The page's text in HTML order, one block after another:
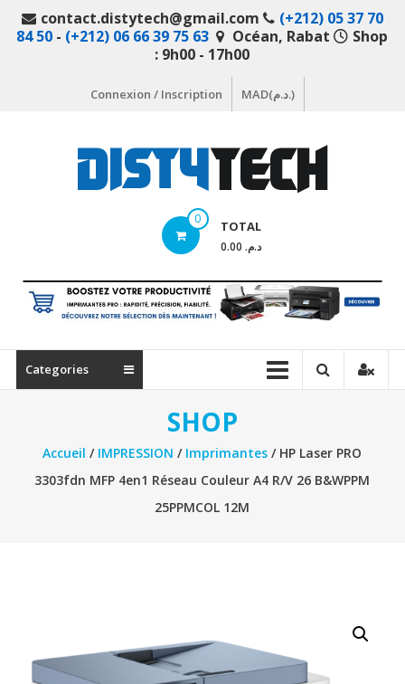
contact.distytech@gmail.com
(+212) 05 37 70
84 50 - (+212) 06 66 39 75 63 Océan, Rabat
Shop
: 9h00 - 17h00
Connexion / Inscription MAD(د.م.)
en
ligne
matériel
informatique
0 TOTAL
د.م. 0.00
Categories
SHOP
Accueil / IMPRESSION / Imprimantes / HP Laser PRO
3303fdn MFP 4en1 Réseau Couleur A4 R/V 26 B&WPPM
25PPMCOL 12M